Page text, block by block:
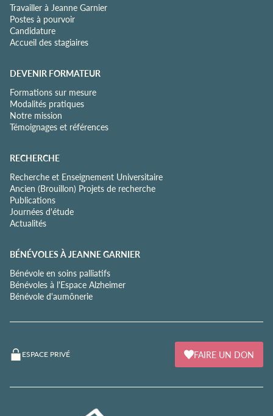
Travailler à Jeanne Garnier
Postes à pourvoir
Candidature
Accueil des stagiaires
DEVENIR FORMATEUR
Formations sur mesure
Modalités pratiques
Notre mission
Témoignages et références
RECHERCHE
Recherche et Enseignement Universitaire
Ancien (Brouillon) Projets de recherche
Publications
Journées d'étude
Actualités
BÉNÉVOLES À JEANNE GARNIER
Bénévole en soins palliatifs
Bénévoles à l'Espace Alzheimer
Bénévole d'aumônerie
ESPACE PRIVÉ FAIRE UN DON